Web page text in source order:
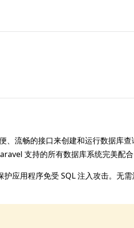
、流畅的接口来创建和运行数据库
支持的所有数据库系统完美配合
应用程序免受 SQL 注入攻击。无